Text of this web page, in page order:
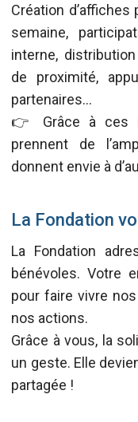
Création
semaine,
interne,
de proximité,
partenaires…
👉 Grâce à ces
prennent de
donnent envie à
La Fondation
La Fondation
bénévoles. Votre
pour faire vivre
nos actions.
Grâce à vous, la
un geste. Elle
partagée !